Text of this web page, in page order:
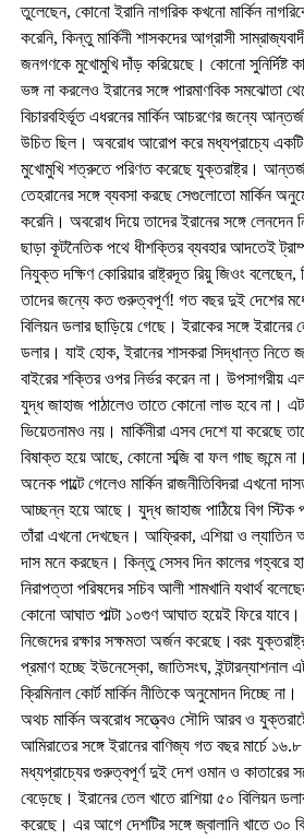
তুলেছেন, কোনো ইরানি নাগরিক কখনো মার্কিন
করেনি, কিন্তু মার্কিনী শাসকদের আগ্রাসী
জনগণকে মুখোমুখি দাঁড় করিয়েছে। কোনো সুনির্দিষ্ট
ভঙ্গ না করলেও ইরানের সঙ্গে পারমাণবিক সমঝোতা
বিচারবহির্ভূত এধরনের মার্কিন আচরণের জন্যে
উচিত ছিল। অবরোধ আরোপ করে মধ্যপ্রাচ্যে একটি
মুখোমুখি শত্রুতে পরিণত করেছে যুক্তরাষ্ট্র।
তেহরানের সঙ্গে ব্যবসা করছে সেগুলোতো মার্কিন
করেনি। অবরোধ দিয়ে তাদের ইরানের সঙ্গে লেনদেন
ছাড়া কূটনৈতিক পথে ধীশক্তির ব্যবহার আদতেই
নিযুক্ত দক্ষিণ কোরিয়ার রাষ্ট্রদূত রিয়ু জিওং বলেছেন,
তাদের জন্যে কত গুরুত্বপূর্ণ! গত বছর দুই দেশের
বিলিয়ন ডলার ছাড়িয়ে গেছে। ইরাকের সঙ্গে ইরানের
ডলার। যাই হোক, ইরানের শাসকরা সিদ্ধান্ত নিতে
বাইরের শক্তির ওপর নির্ভর করেন না। উপসাগরীয়
যুদ্ধ জাহাজ পাঠালেও তাতে কোনো লাভ হবে না। এটা
ভিয়েতনামও নয়। মার্কিনীরা এসব দেশে যা করেছে
বিষাক্ত হয়ে আছে, কোনো সব্জি বা ফল গাছ জন্মে
অনেক পাল্টে গেলেও মার্কিন রাজনীতিবিদরা এখনো
আচ্ছন্ন হয়ে আছে। যুদ্ধ জাহাজ পাঠিয়ে বিগ স্টিক
তাঁরা এখনো দেখছেন। আফ্রিকা, এশিয়া ও ল্যাতিন
দাস মনে করছেন। কিন্তু সেসব দিন কালের গহ্বরে
নিরাপত্তা পরিষদের সচিব আলী শামখানি যথার্থ
কোনো আঘাত পাল্টা ১০গুণ আঘাত হয়েই ফিরে যাবে।
নিজেদের রক্ষার সক্ষমতা অর্জন করেছে।বরং
প্রমাণ হচ্ছে ইউনেস্কো, জাতিসংঘ, ইন্টারন্যাশনাল
ক্রিমিনাল কোর্ট মার্কিন নীতিকে অনুমোদন দিচ্ছে না।
অথচ মার্কিন অবরোধ সত্ত্বেও সৌদি আরব ও
আমিরাতের সঙ্গে ইরানের বাণিজ্য গত বছর মার্চে
মধ্যপ্রাচ্যের গুরুত্বপূর্ণ দুই দেশ ওমান ও কাতারের
বেড়েছে। ইরানের তেল খাতে রাশিয়া ৫০ বিলিয়ন
করেছে। এর আগে দেশটির সঙ্গে জ্বালানি খাতে ৩০